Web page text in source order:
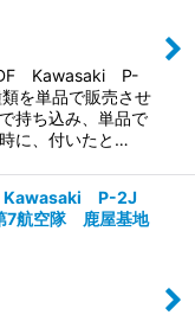
Kawasaki P-
を単品で販売させ
持ち込み、単品で
に、付いたと…
Kawasaki P-2J
空隊 鹿屋基地